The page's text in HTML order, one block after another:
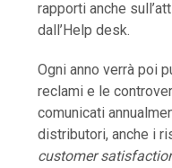
rapporti anche
dall’Help desk.
Ogni anno verrà poi
reclami e le
comunicati
distributori, anche i
customer